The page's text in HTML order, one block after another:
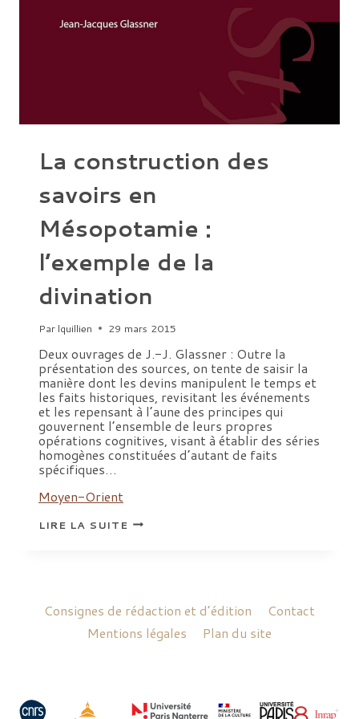
La construction des
savoirs en
Mésopotamie :
l’exemple de la
divination
Par lquillien 29 mars 2015
Deux ouvrages de J.-J. Glassner : Outre la
présentation des sources, on tente de saisir la
manière dont les devins manipulent le temps et
les faits historiques, revisitant les événements
et les repensant à l’aune des principes qui
gouvernent l’ensemble de leurs propres
opérations cognitives, visant à établir des séries
homogènes constituées d’autant de faits
spécifiques…
Moyen-Orient
LIRE LA SUITELA
CONSTRUCTION
DE
DIVINATION
Consignes de rédaction et d’édition
Contact
Mentions légales
Plan du site